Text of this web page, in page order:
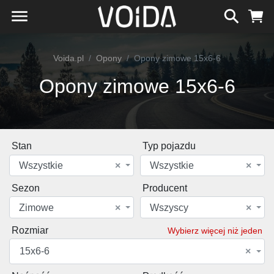
Voida.pl Opony Opony zimowe 15x6-6
Opony zimowe 15x6-6
Stan
×
Wszystkie
Typ pojazdu
×
Wszystkie
Sezon
×
Zimowe
Producent
×
Wszyscy
Rozmiar Wybierz więcej niż jeden
×
15x6-6